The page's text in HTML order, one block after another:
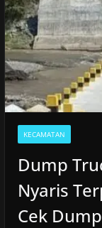
KECAMATAN
Dump
Nyaris
Cek